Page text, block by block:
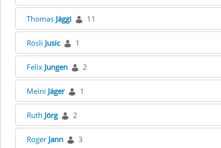
Thomas Jäggi 11
Rösli Jusic 1
Felix Jungen 2
Meini Jäger 1
Ruth Jörg 2
Roger Jann 3